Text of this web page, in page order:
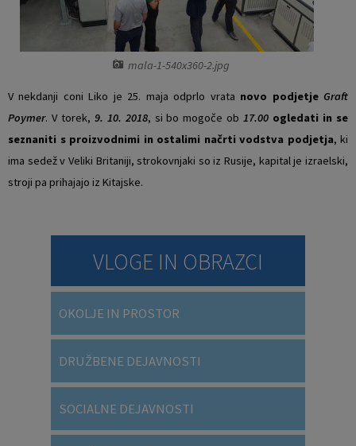
mala-1-540x360-2.jpg
V nekdanji coni Liko je 25. maja odprlo vrata novo podjetje Graft
Poymer. V torek, 9. 10. 2018, si bo mogoče ob17.00 ogledati in se
seznaniti s proizvodnimi in ostalimi načrti vodstva podjetja, ki
ima sedež v Veliki Britaniji, strokovnjaki so iz Rusije, kapital je izraelski,
stroji pa prihajajo iz Kitajske.
VLOGE IN OBRAZCI
OKOLJE IN PROSTOR
DRUŽBENE DEJAVNOSTI
SOCIALNE DEJAVNOSTI
Vaški odbori
Organigram
Varstvo osebnih podatkov
Temeljni akti občine
Katalog informacij javnega značaja
Zero waste občina
Prostorski akti občine
Občinski časopis
Proračun občine
Lokalne volitve